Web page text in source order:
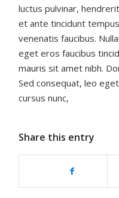
luctus pulvinar,
et ante tincidunt
venenatis faucibus.
eget eros faucibus
mauris sit amet nibh.
Sed consequat, leo
cursus nunc,
Share this entry